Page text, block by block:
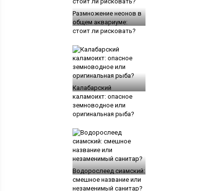
Размножение неонов в
общем аквариуме:
стоит ли рисковать?
Калабарский
каламоихт: опасное
земноводное или
оригинальная рыба?
Водорослеед сиамский:
смешное название или
незаменимый санитар?